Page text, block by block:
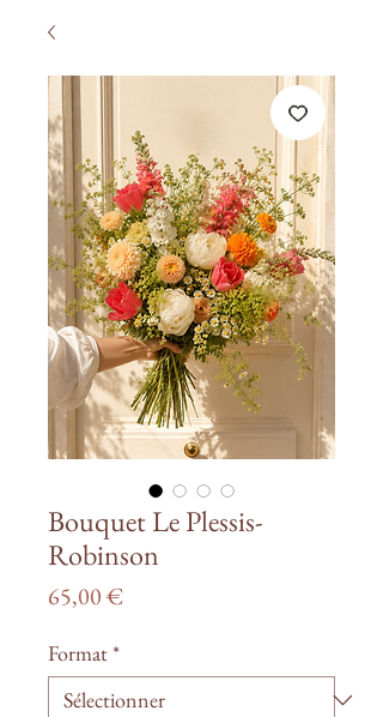
Bouquet Le Plessis-
Robinson
65,00 €Prix
Format*